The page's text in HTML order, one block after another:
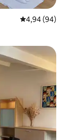
Átlagos
4,94 (94)